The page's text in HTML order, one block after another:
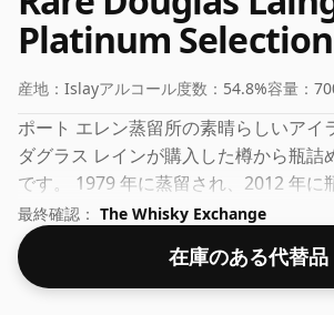
Platinum Selection
産地： Islayアルコール度数： 54.8%容量：
ポート エレン蒸留所の素晴らしいアイ
ダグラス レインが購入した樽から瓶詰
です。 1979 年に蒸留され、2012 年に
た。より強度の高いウイスキーのファ
数 54.8% のこの瓶詰めに失望すること
最終確認： The Whisky Exchange
在庫のある代替品